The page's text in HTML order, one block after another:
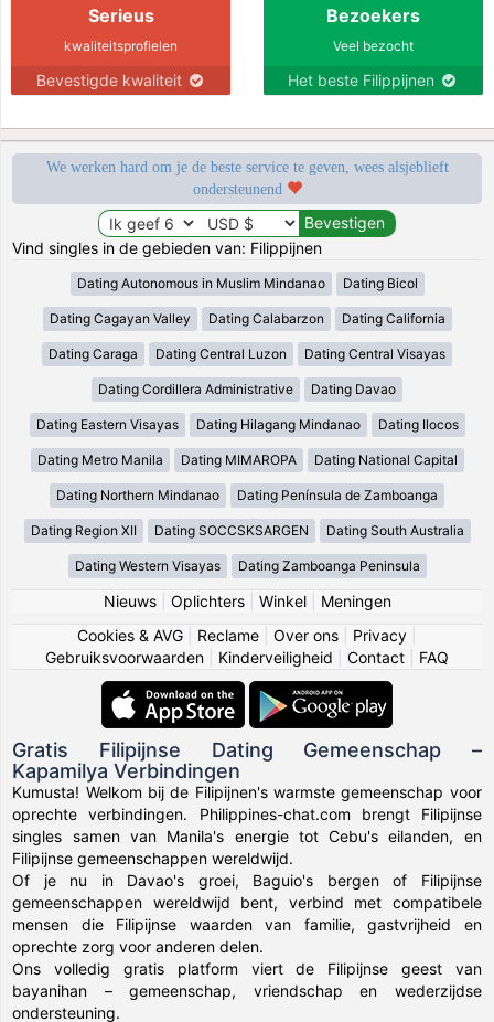
Serieus
kwaliteitsprofielen
Bevestigde kwaliteit
Bezoekers
Veel bezocht
Het beste Filippijnen
We werken hard om je de beste service te geven, wees alsjeblieft
ondersteunend
Vind singles in de gebieden van: Filippijnen
Dating Autonomous in Muslim Mindanao Dating Bicol
Dating Cagayan Valley Dating Calabarzon Dating California
Dating Caraga Dating Central Luzon Dating Central Visayas
Dating Cordillera Administrative Dating Davao
Dating Eastern Visayas Dating Hilagang Mindanao Dating Ilocos
Dating Metro Manila Dating MIMAROPA Dating National Capital
Dating Northern Mindanao Dating Península de Zamboanga
Dating Region XII Dating SOCCSKSARGEN Dating South Australia
Dating Western Visayas Dating Zamboanga Peninsula
Nieuws| Oplichters| Winkel| Meningen
Cookies & AVG
Reclame Over ons Privacy
Gebruiksvoorwaarden
Kinderveiligheid Contact FAQ
Gratis Filipijnse Dating Gemeenschap –
Kapamilya Verbindingen
Kumusta! Welkom bij de Filipijnen's warmste gemeenschap voor
oprechte verbindingen. Philippines-chat.com brengt Filipijnse
singles samen van Manila's energie tot Cebu's eilanden, en
Filipijnse gemeenschappen wereldwijd.
Of je nu in Davao's groei, Baguio's bergen of Filipijnse
gemeenschappen wereldwijd bent, verbind met compatibele
mensen die Filipijnse waarden van familie, gastvrijheid en
oprechte zorg voor anderen delen.
Ons volledig gratis platform viert de Filipijnse geest van
bayanihan – gemeenschap, vriendschap en wederzijdse
ondersteuning.